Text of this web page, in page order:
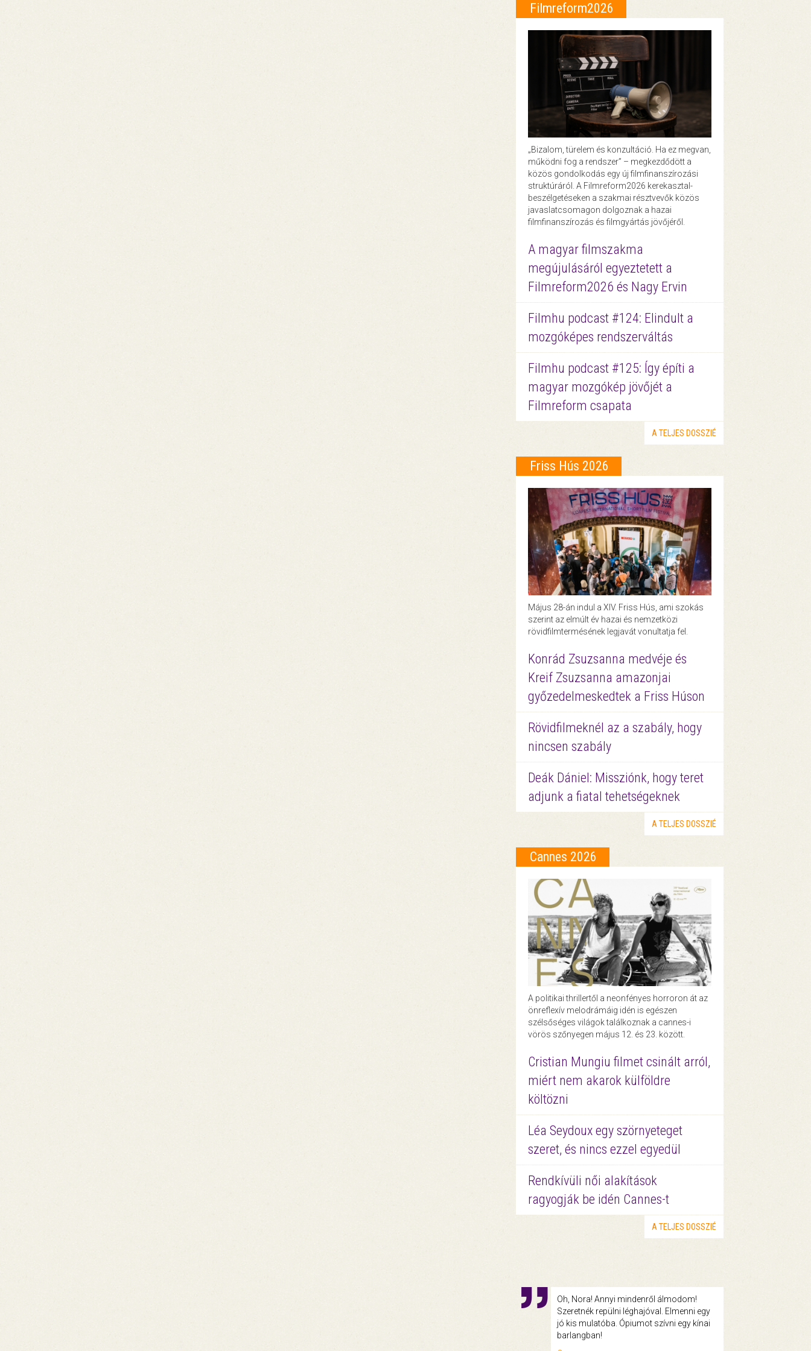
Filmreform2026
„Bizalom, türelem és konzultáció. Ha ez megvan,
működni fog a rendszer” – megkezdődött a
közös gondolkodás egy új filmfinanszírozási
struktúráról. A Filmreform2026 kerekasztal-
beszélgetéseken a szakmai résztvevők közös
javaslatcsomagon dolgoznak a hazai
filmfinanszírozás és filmgyártás jövőjéről.
A magyar filmszakma
megújulásáról egyeztetett a
Filmreform2026 és Nagy Ervin
Filmhu podcast #124: Elindult a
mozgóképes rendszerváltás
Filmhu podcast #125: Így építi a
magyar mozgókép jövőjét a
Filmreform csapata
A TELJES DOSSZIÉ
Friss Hús 2026
Május 28-án indul a XIV. Friss Hús, ami szokás
szerint az elmúlt év hazai és nemzetközi
rövidfilmtermésének legjavát vonultatja fel.
Konrád Zsuzsanna medvéje és
Kreif Zsuzsanna amazonjai
győzedelmeskedtek a Friss Húson
Rövidfilmeknél az a szabály, hogy
nincsen szabály
Deák Dániel: Missziónk, hogy teret
adjunk a fiatal tehetségeknek
A TELJES DOSSZIÉ
Cannes 2026
A politikai thrillertől a neonfényes horroron át az
önreflexív melodrámáig idén is egészen
szélsőséges világok találkoznak a cannes-i
vörös szőnyegen május 12. és 23. között.
Cristian Mungiu filmet csinált arról,
miért nem akarok külföldre
költözni
Léa Seydoux egy szörnyeteget
szeret, és nincs ezzel egyedül
Rendkívüli női alakítások
ragyogják be idén Cannes-t
A TELJES DOSSZIÉ
Oh, Nora! Annyi mindenről álmodom!
Szeretnék repülni léghajóval. Elmenni egy
jó kis mulatóba. Ópiumot szívni egy kínai
barlangban!